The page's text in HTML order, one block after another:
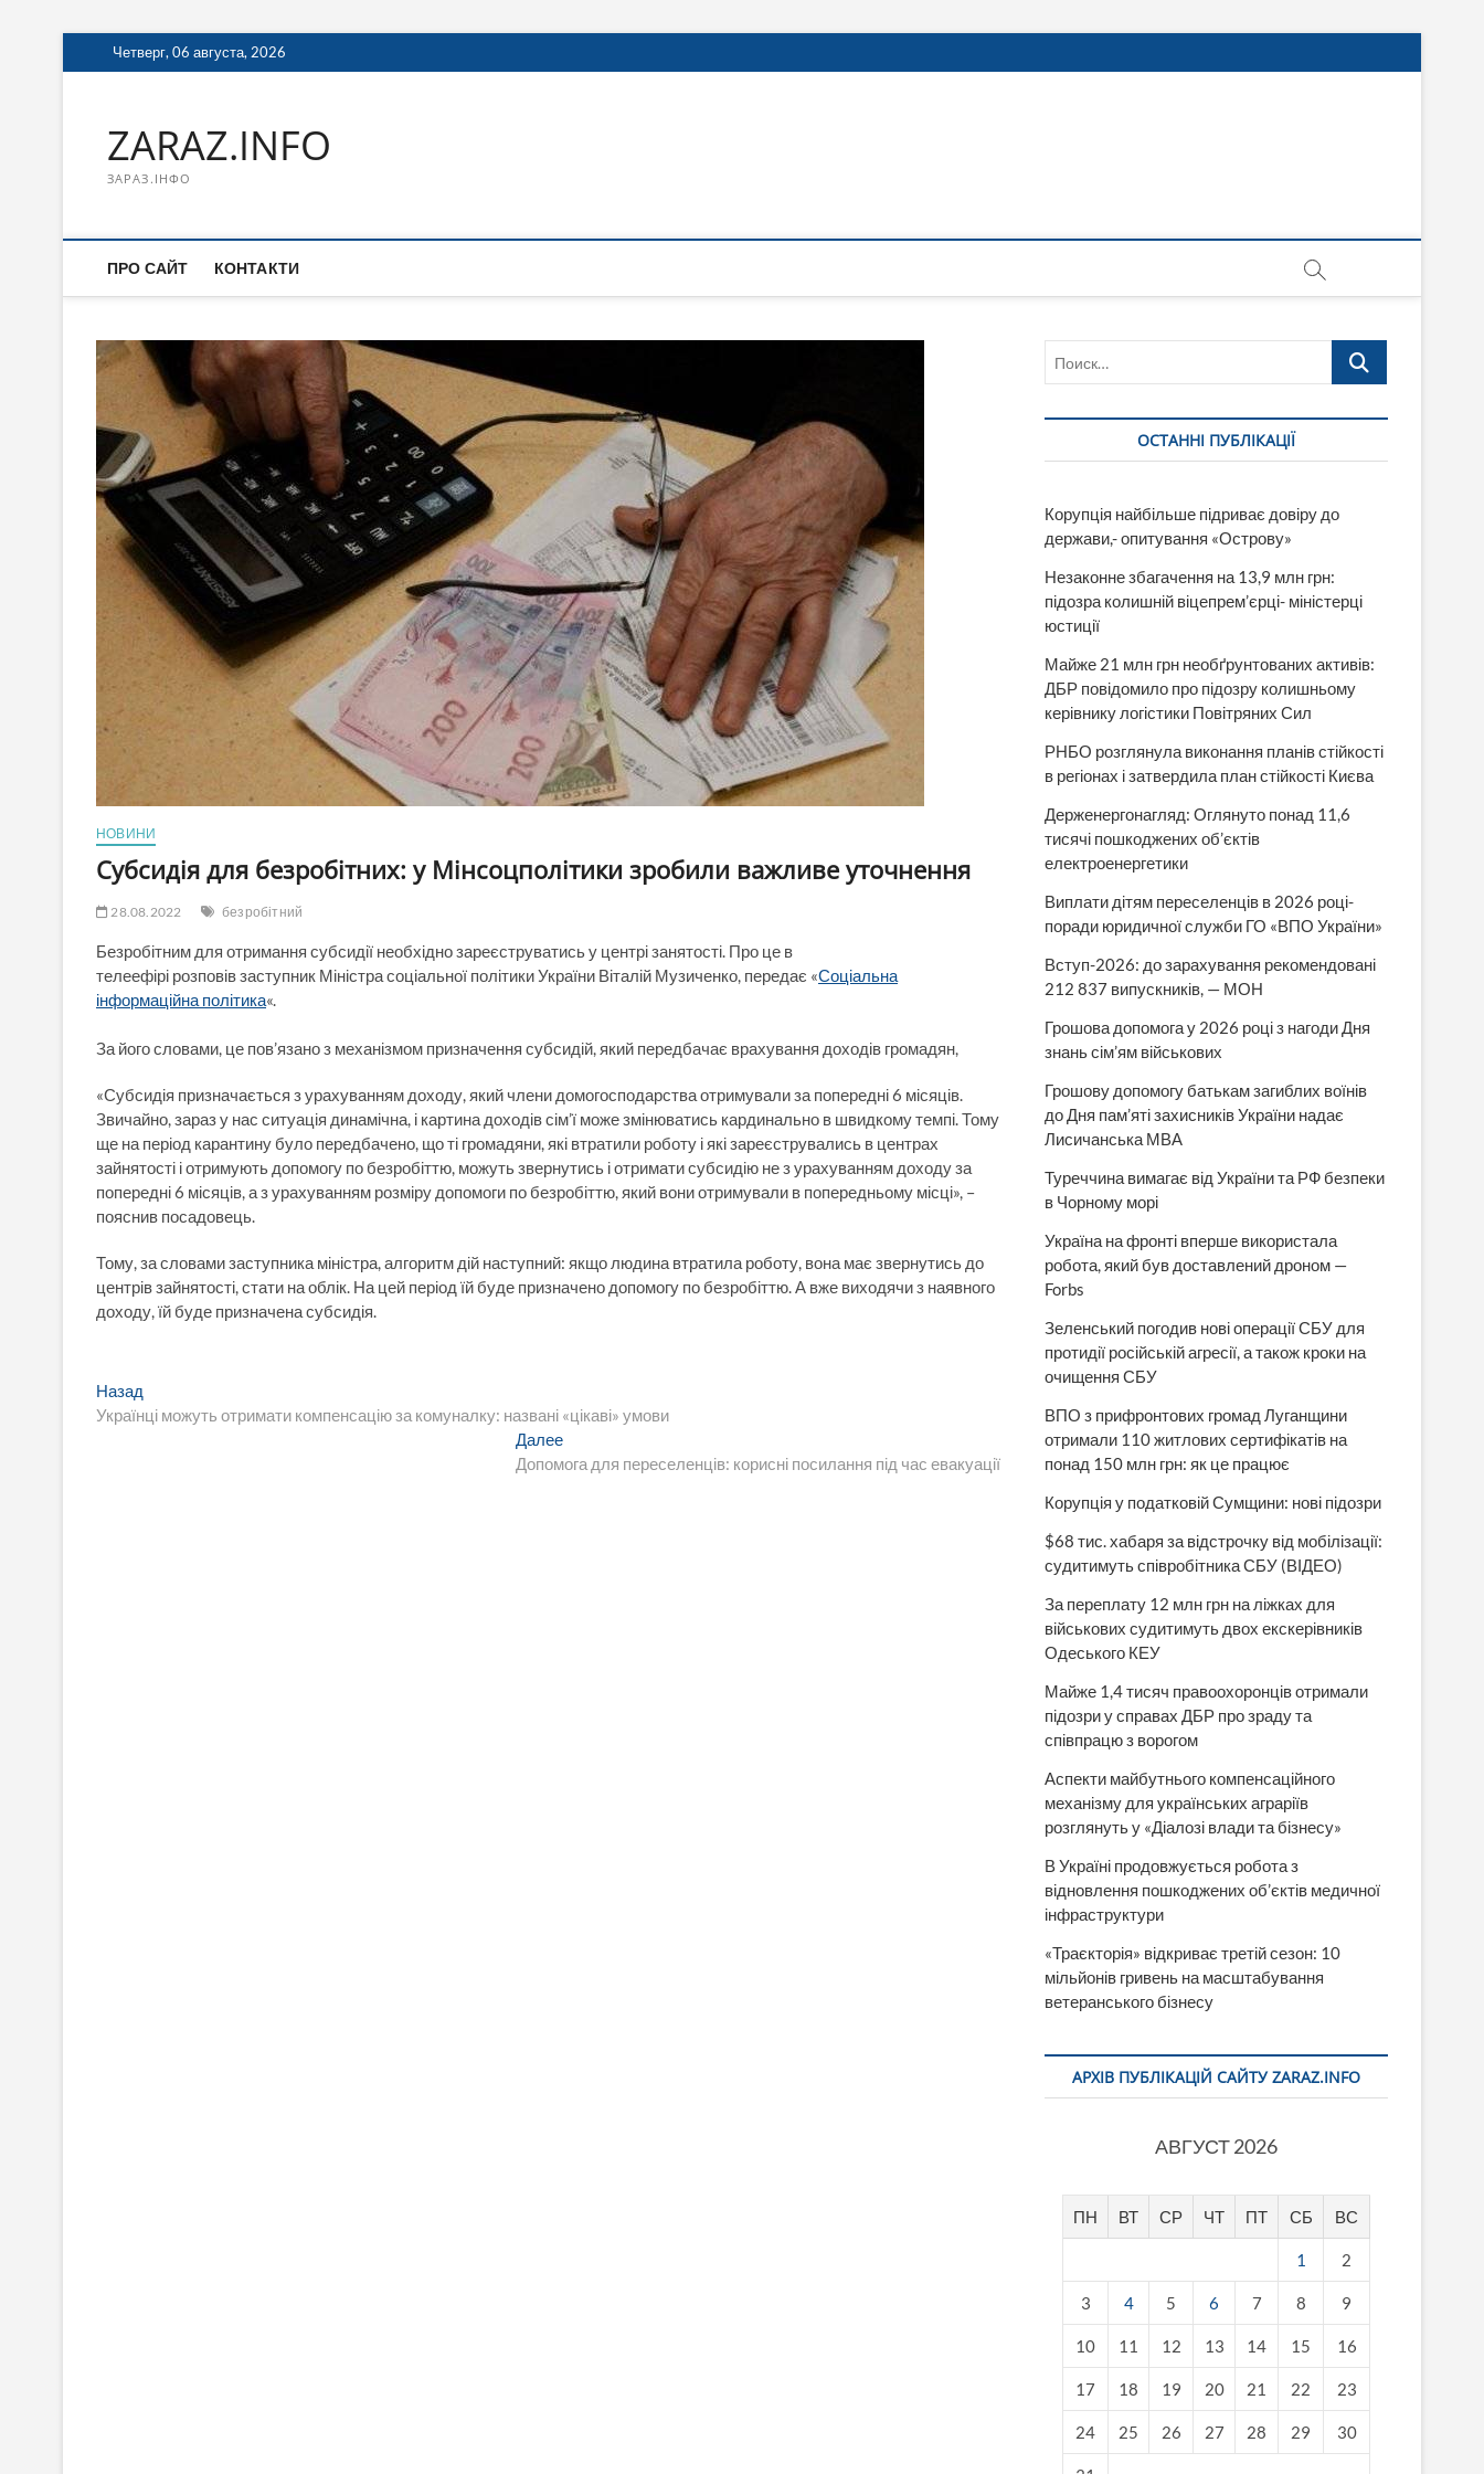
Перейти
к
Четверг, 06 августа, 2026
ZARAZ.INFO
ЗАРАЗ.ІНФО
ПРО САЙТ КОНТАКТИ
НОВИНИ
Субсидія для безробітних: у Мінсоцполітики зробили важливе уточнення
28.08.2022 безробітний
Безробітним для отримання субсидії необхідно зареєструватись у центрі занятості. Про це в
телеефірі розповів заступник Міністра соціальної політики України Віталій Музиченко, передає «Соціальна
інформаційна політика«.
За його словами, це пов’язано з механізмом призначення субсидій, який передбачає врахування доходів громадян,
«Субсидія призначається з урахуванням доходу, який члени домогосподарства отримували за попередні 6 місяців.
Звичайно, зараз у нас ситуація динамічна, і картина доходів сім’ї може змінюватись кардинально в швидкому темпі. Тому
ще на період карантину було передбачено, що ті громадяни, які втратили роботу і які зареєструвались в центрах
зайнятості і отримують допомогу по безробіттю, можуть звернутись і отримати субсидію не з урахуванням доходу за
попередні 6 місяців, а з урахуванням розміру допомоги по безробіттю, який вони отримували в попередньому місці», –
пояснив посадовець.
Тому, за словами заступника міністра, алгоритм дій наступний: якщо людина втратила роботу, вона має звернутись до
центрів зайнятості, стати на облік. На цей період їй буде призначено допомогу по безробіттю. А вже виходячи з наявного
доходу, їй буде призначена субсидія.
Навигация
по
Назад
запись:
Українці можуть отримати компенсацію за комуналку: названі «цікаві» умови
ДалееСледующая
запись:
Допомога для переселенців: корисні посилання під час евакуації
Поиск…
ОСТАННІ ПУБЛІКАЦІЇ
Корупція найбільше підриває довіру до
держави,- опитування «Острову»
Незаконне збагачення на 13,9 млн грн:
підозра колишній віцепрем’єрці- міністерці
юстиції
Майже 21 млн грн необґрунтованих активів:
ДБР повідомило про підозру колишньому
керівнику логістики Повітряних Сил
РНБО розглянула виконання планів стійкості
в регіонах і затвердила план стійкості Києва
Держенергонагляд: Оглянуто понад 11,6
тисячі пошкоджених об’єктів
електроенергетики
Виплати дітям переселенців в 2026 році-
поради юридичної служби ГО «ВПО України»
Вступ-2026: до зарахування рекомендовані
212 837 випускників, — МОН
Грошова допомога у 2026 році з нагоди Дня
знань сім’ям військових
Грошову допомогу батькам загиблих воїнів
до Дня пам’яті захисників України надає
Лисичанська МВА
Туреччина вимагає від України та РФ безпеки
в Чорному морі
Україна на фронті вперше використала
робота, який був доставлений дроном —
Forbs
Зеленський погодив нові операції СБУ для
протидії російській агресії, а також кроки на
очищення СБУ
ВПО з прифронтових громад Луганщини
отримали 110 житлових сертифікатів на
понад 150 млн грн: як це працює
Корупція у податковій Сумщини: нові підозри
$68 тис. хабаря за відстрочку від мобілізації:
судитимуть співробітника СБУ (ВІДЕО)
За переплату 12 млн грн на ліжках для
військових судитимуть двох екскерівників
Одеського КЕУ
Майже 1,4 тисяч правоохоронців отримали
підозри у справах ДБР про зраду та
співпрацю з ворогом
Аспекти майбутнього компенсаційного
механізму для українських аграріїв
розглянуть у «Діалозі влади та бізнесу»
В Україні продовжується робота з
відновлення пошкоджених об’єктів медичної
інфраструктури
«Траєкторія» відкриває третій сезон: 10
мільйонів гривень на масштабування
ветеранського бізнесу
АРХІВ ПУБЛІКАЦІЙ САЙТУ ZARAZ.INFO
АВГУСТ 2026
ПН ВТ СР ЧТ ПТ СБ ВС
1 2
3 4 5 6 7 8 9
10 11 12 13 14 15 16
17 18 19 20 21 22 23
24 25 26 27 28 29 30